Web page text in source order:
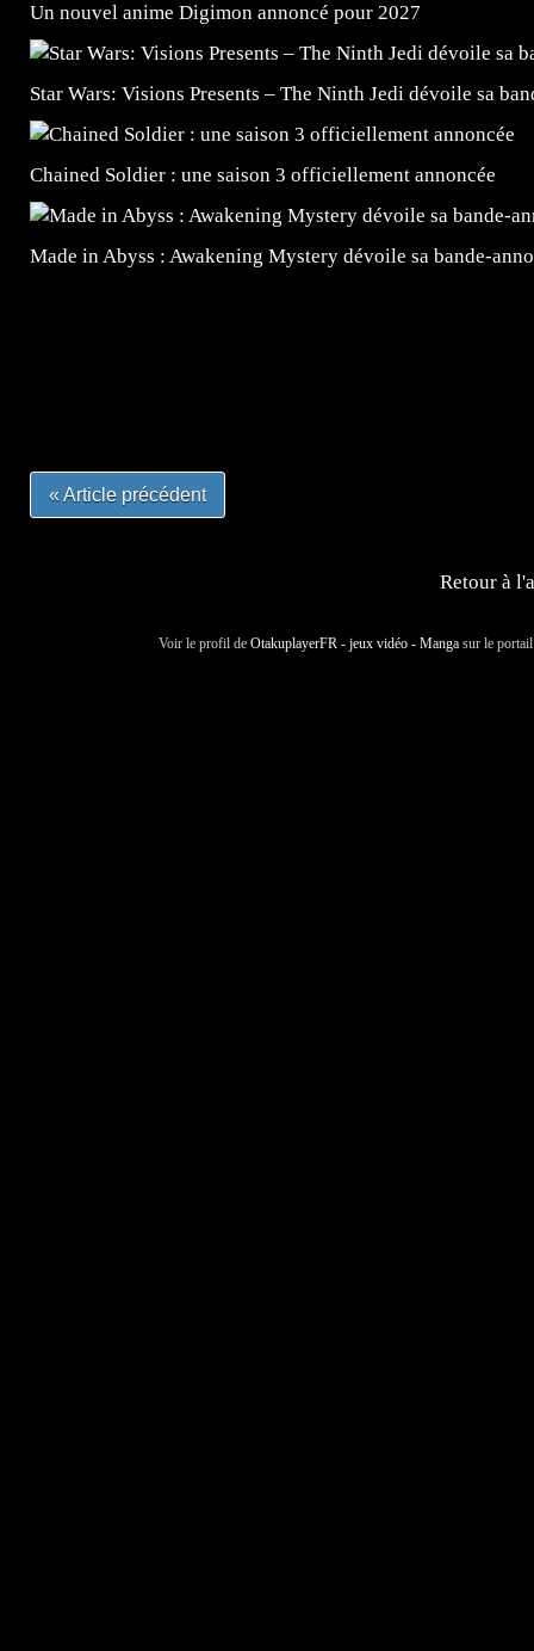
Un nouvel anime Digimon annoncé pour 2027
Star Wars: Visions Presents – The Ninth Jedi dévoile sa
Chained Soldier : une saison 3 officiellement annoncée
Made in Abyss : Awakening Mystery dévoile sa bande-
« Article précédent
Retour à
Voir le profil de OtakuplayerFR - jeux vidéo - Manga sur le